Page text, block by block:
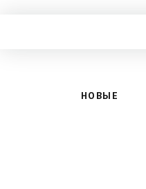
НОВЫЕ